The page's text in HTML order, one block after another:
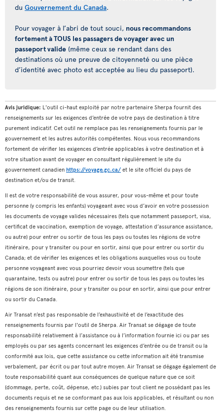
du Gouvernement du Canada.
Pour voyager à l’abri de tout souci, nous recommandons
fortement à TOUS les passagers de voyager avec un
passeport valide (même ceux se rendant dans des
destinations où une preuve de citoyenneté ou une pièce
d’identité avec photo est acceptée au lieu du passeport).
Avis juridique: L'outil ci-haut exploité par notre partenaire Sherpa fournit des
renseignements sur les exigences d’entrée de votre pays de destination à titre
purement indicatif. Cet outil ne remplace pas les renseignements fournis par le
gouvernement et les autres autorités compétentes. Nous vous recommandons
fortement de vérifier les exigences d’entrée applicables à votre destination et à
votre situation avant de voyager en consultant régulièrement le site du
gouvernement canadien https://voyage.gc.ca/ et le site officiel du pays de
destination et/ou de transit.
Il est de votre responsabilité de vous assurer, pour vous-même et pour toute
personne (y compris les enfants) voyageant avec vous d’avoir en votre possession
les documents de voyage valides nécessaires (tels que notamment passeport, visa,
certificat de vaccination, exemption de voyage, attestation d’assurance assistance,
ou autre) pour entrer ou sortir de tous les pays ou toutes les régions de votre
itinéraire, pour y transiter ou pour en sortir, ainsi que pour entrer ou sortir du
Canada; et de vérifier les exigences et les obligations auxquelles vous ou toute
personne voyageant avec vous pourriez devoir vous soumettre (tels que
quarantaine, tests ou autre) pour entrer ou sortir de tous les pays ou toutes les
régions de son itinéraire, pour y transiter ou pour en sortir, ainsi que pour entrer
ou sortir du Canada.
Air Transat n’est pas responsable de l’exhaustivité et de l’exactitude des
renseignements fournis par l'outil de Sherpa. Air Transat se dégage de toute
responsabilité relativement à l’assistance ou à l’information fournie ici ou par ses
employés ou par ses agents concernant les exigences d’entrée ou de transit ou la
conformité aux lois, que cette assistance ou cette information ait été transmise
verbalement, par écrit ou par tout autre moyen. Air Transat se dégage également de
toute responsabilité quant aux conséquences de quelque nature que ce soit
(dommage, perte, coût, dépense, etc.) subies par tout client ne possédant pas les
documents requis et ne se conformant pas aux lois applicables, et résultant ou non
des renseignements fournis sur cette page ou de leur utilisation.